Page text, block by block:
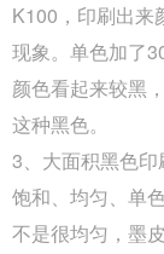
K100，印刷出来
现象。单色加了
颜色看起来较黑
这种黑色。
3、大面积黑色
饱和、均匀、单
不是很均匀，墨
成都包装
Q 成都包装
A
成都包装